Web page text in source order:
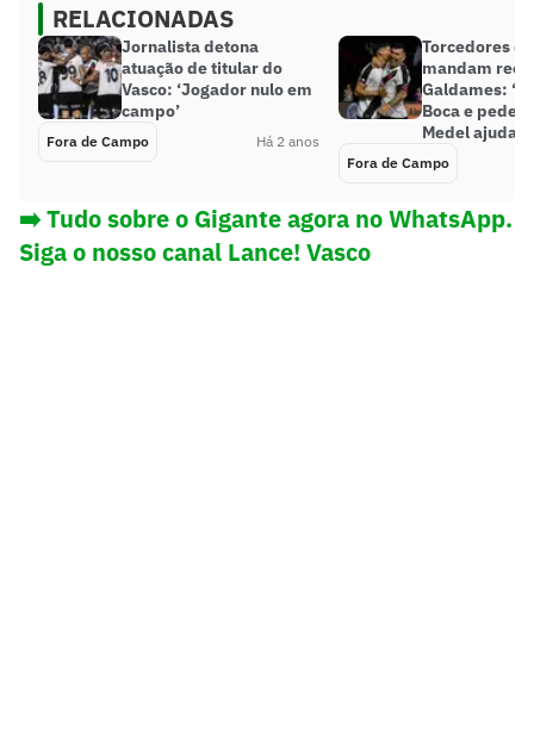
RELACIONADAS
Jornalista detona
atuação de titular do
Vasco: ‘Jogador nulo em
campo’
Fora de Campo Há 2 anos
Torcedores
mandam
Galdames:
Boca e pede
Medel ajudar’
Fora de Campo
➡️ Tudo sobre o Gigante agora no WhatsApp.
Siga o nosso canal Lance! Vasco